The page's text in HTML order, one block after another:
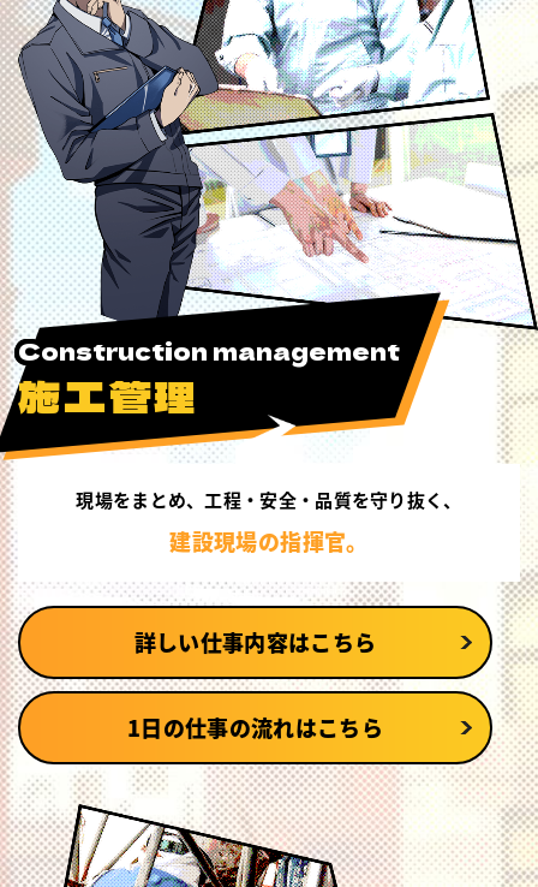
Construction management
施工管理
現場をまとめ、工程・安全・品質を守り抜く、
建設現場の指揮官。
詳しい仕事内容はこちら
1日の仕事の流れはこちら